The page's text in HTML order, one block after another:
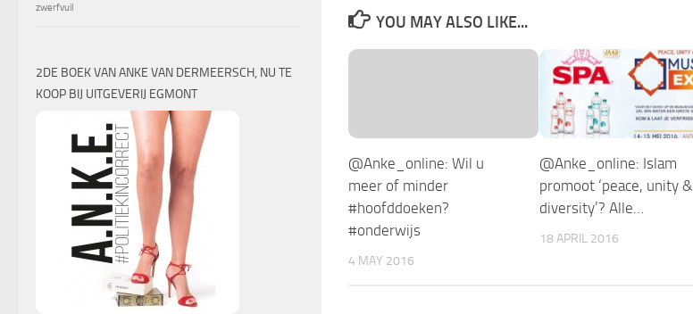
YOU MAY ALSO LIKE...
@Anke_online: Wil u
meer of minder
#hoofddoeken?
#onderwijs
4 MAY 2016
@Anke_online: Islam
promoot ‘peace, unity &
diversity’? Alle…
18 APRIL 2016
zwerfvuil
2DE BOEK VAN ANKE VAN DERMEERSCH, NU TE
KOOP BIJ UITGEVERIJ EGMONT